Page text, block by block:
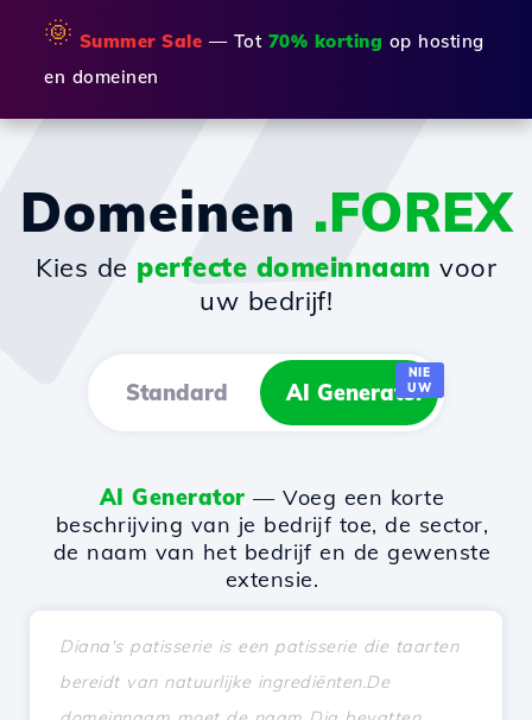
🌞 Summer Sale — Tot 70% korting op hosting
en domeinen
Domeinen .FOREX
Kies de perfecte domeinnaam voor
uw bedrijf!
Standard AI Generator
NIE
UW
AI Generator — Voeg een korte
beschrijving van je bedrijf toe, de sector,
de naam van het bedrijf en de gewenste
extensie.